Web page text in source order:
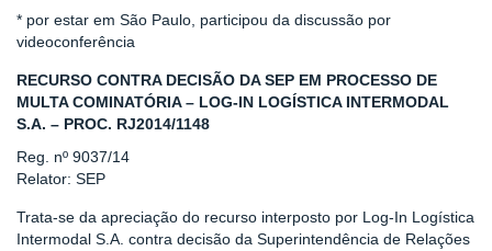
* por estar em São Paulo, participou da discussão por
videoconferência
RECURSO CONTRA DECISÃO DA SEP EM PROCESSO DE
MULTA COMINATÓRIA – LOG-IN LOGÍSTICA INTERMODAL
S.A. – PROC. RJ2014/1148
Reg. nº 9037/14
Relator: SEP
Trata-se da apreciação do recurso interposto por Log-In Logística
Intermodal S.A. contra decisão da Superintendência de Relações